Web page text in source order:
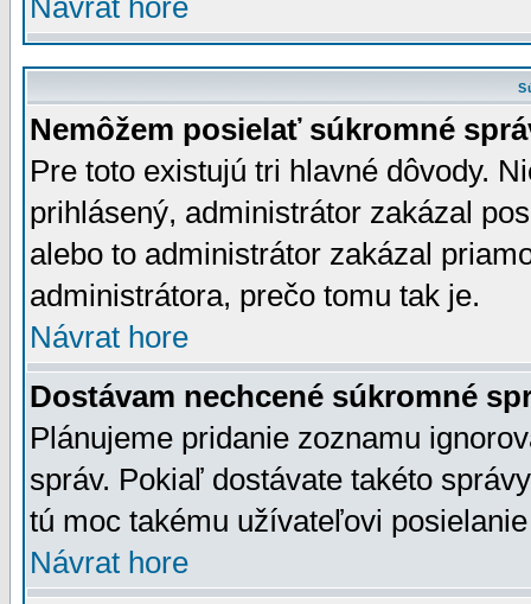
Návrat hore
Nemôžem posielať súkromné
Pre toto existujú tri hlavné dôvody.
prihlásený, administrátor zakázal
alebo to administrátor zakázal
administrátora, prečo tomu tak je.
Návrat hore
Dostávam nechcené súkromné
Plánujeme pridanie zoznamu
správ. Pokiaľ dostávate takéto
tú moc takému užívateľovi
Návrat hore